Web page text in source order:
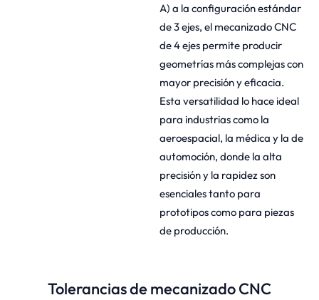
A) a la configuración estándar
de 3 ejes, el mecanizado CNC
de 4 ejes permite producir
geometrías más complejas con
mayor precisión y eficacia.
Esta versatilidad lo hace ideal
para industrias como la
aeroespacial, la médica y la de
automoción, donde la alta
precisión y la rapidez son
esenciales tanto para
prototipos como para piezas
de producción.
Tolerancias de mecanizado CNC